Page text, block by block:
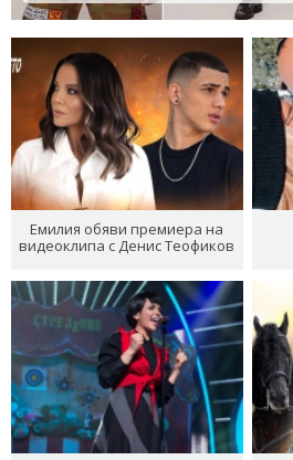
Емилия обяви премиера на
видеоклипа с Денис Теофиков